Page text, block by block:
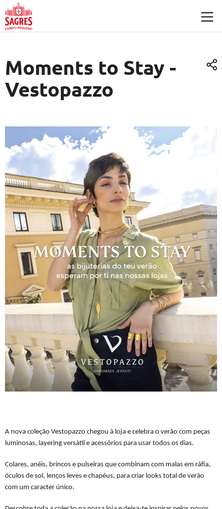
Saltar para o conteúdo principal
Moments to Stay -
Vestopazzo
A nova coleção Vestopazzo chegou à loja e celebra o verão com peças
luminosas, layering versátil e acessórios para usar todos os dias.
Colares, anéis, brincos e pulseiras que combinam com malas em ráfia,
óculos de sol, lenços leves e chapéus, para criar looks total de verão
com um caracter único.